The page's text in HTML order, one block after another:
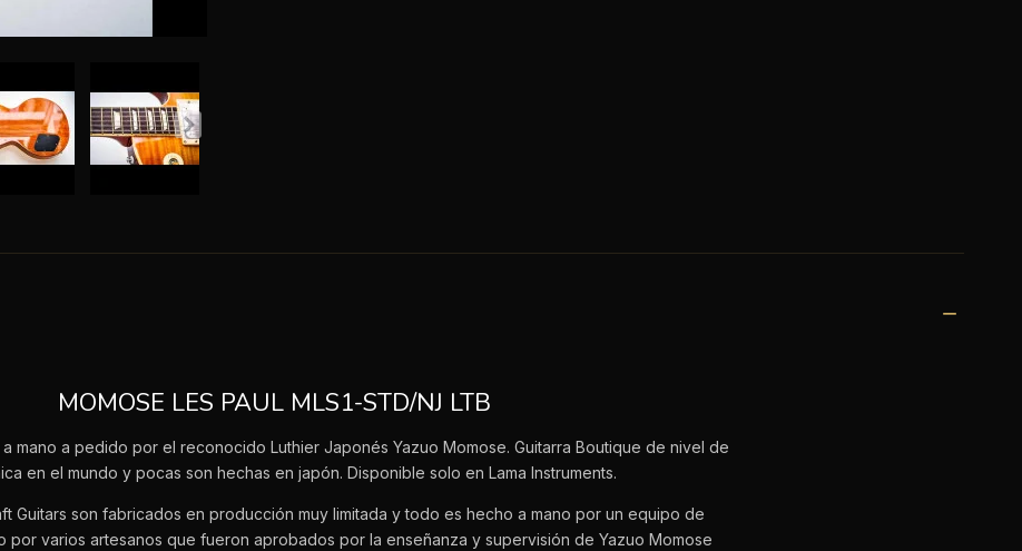
MOMOSE LES PAUL MLS1-STD/NJ LTB
mano a pedido por el reconocido Luthier Japonés Yazuo Momose. Guitarra Boutique de nivel de
en el mundo y pocas son hechas en japón. Disponible solo en Lama Instruments.
Guitars son fabricados en producción muy limitada y todo es hecho a mano por un equipo de
por varios artesanos que fueron aprobados por la enseñanza y supervisión de Yazuo Momose